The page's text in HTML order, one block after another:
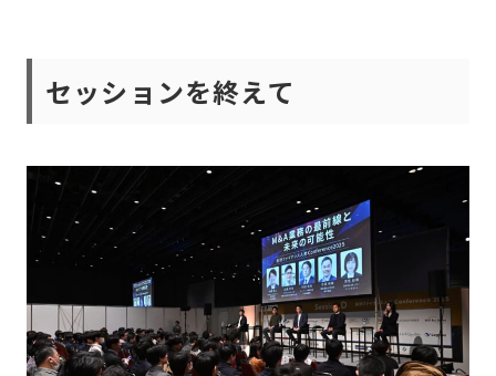
セッションを終えて